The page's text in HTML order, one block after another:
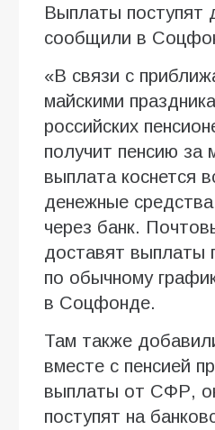
Выплаты поступят
сообщили в
«В связи с
майскими
российских
получит пенсию за
выплата коснется
денежные
через банк.
доставят выплаты
по обычному
в Соцфонде.
Там также
вместе с пенсией
выплаты от СФР,
поступят на